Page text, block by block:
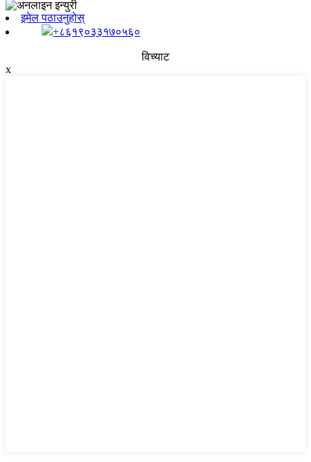
इमेल पठाउनुहोस्
+८६१९०३३१७०५६०
विच्याट
x